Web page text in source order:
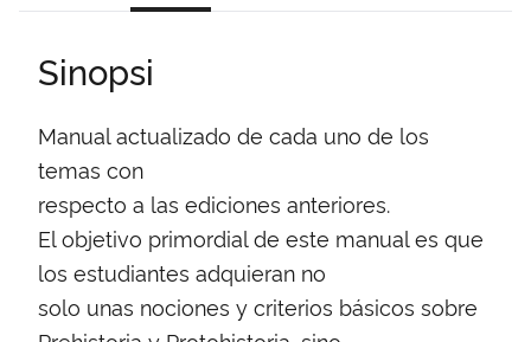
Sinopsi
Manual actualizado de cada uno de los
temas con
respecto a las ediciones anteriores.
El objetivo primordial de este manual es que
los estudiantes adquieran no
solo unas nociones y criterios básicos sobre